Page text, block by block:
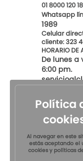
01 8000 120
Whatsapp
1989
Celular
cliente: 323
HORARIO DE
De lunes a
6:00 pm.
© 2021 por
Reservados
S.A. Nit
Política
Al navegar en este
estás aceptando el
cookies y políticas